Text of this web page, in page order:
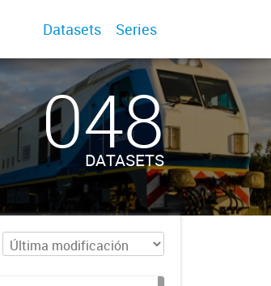
Datasets Series
048
DATASETS